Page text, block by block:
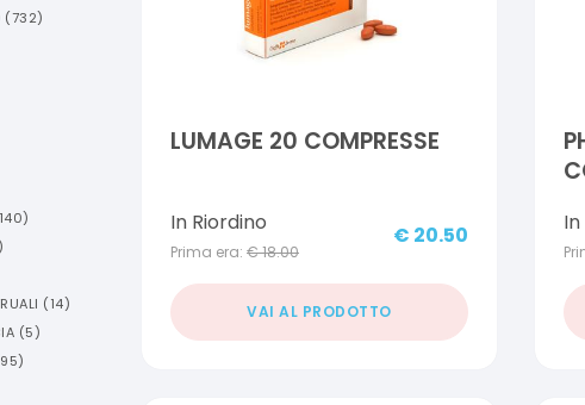
(732)
140)
(14)
(5)
95)
LUMAGE 20 COMPRESSE
In Riordino
Prima era: €18.00
€ 20.50
VAI AL PRODOTTO